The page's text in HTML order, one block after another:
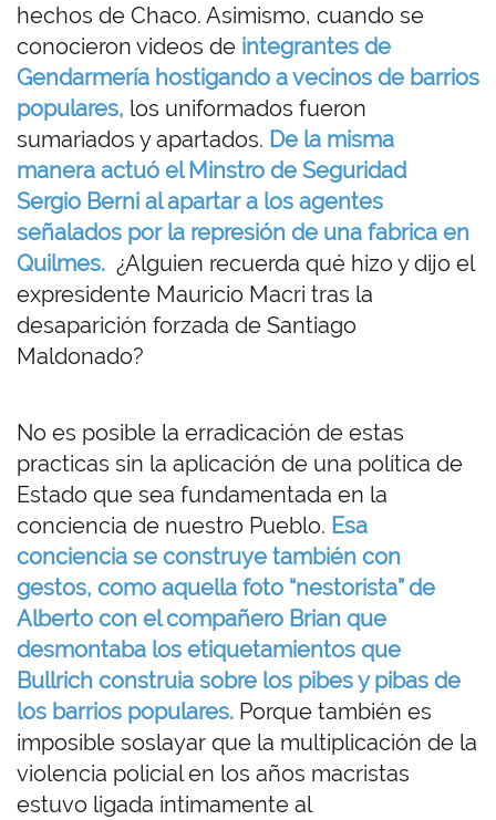
hechos de Chaco. Asimismo, cuando se
conocieron videos de integrantes de
Gendarmería hostigando a vecinos de barrios
populares, los uniformados fueron
sumariados y apartados. De la misma
manera actuó el Minstro de Seguridad
Sergio Berni al apartar a los agentes
señalados por la represión de una fabrica en
Quilmes. ¿Alguien recuerda qué hizo y dijo el
expresidente Mauricio Macri tras la
desaparición forzada de Santiago
Maldonado?
No es posible la erradicación de estas
practicas sin la aplicación de una política de
Estado que sea fundamentada en la
conciencia de nuestro Pueblo. Esa
conciencia se construye también con
gestos, como aquella foto “nestorista” de
Alberto con el compañero Brian que
desmontaba los etiquetamientos que
Bullrich construia sobre los pibes y pibas de
los barrios populares. Porque también es
imposible soslayar que la multiplicación de la
violencia policial en los años macristas
estuvo ligada íntimamente al